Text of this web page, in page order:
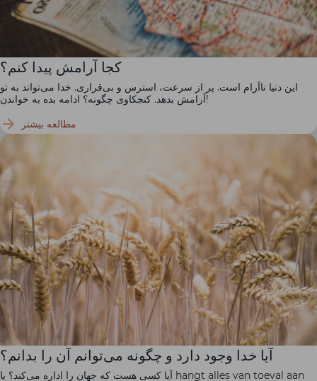
کجا آرامش پیدا کنم؟
این دنیا ناآرام است. پر از سرعت، استرس و بی‌قراری. خدا می‌تواند به تو
آرامش بدهد. کنجکاوی چگونه؟ ادامه بده به خواندن!
مطالعه بیشتر
آیا خدا وجود دارد و چگونه می‌توانم آن را بدانم؟
آیا کسی هست که جهان را اداره می‌کند؟ یا hangt alles van toeval aan